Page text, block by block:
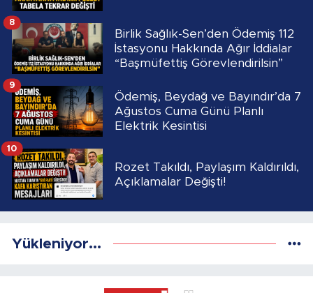
Birlik Sağlık-Sen’den Ödemiş 112
İstasyonu Hakkında Ağır İddialar
“Başmüfettiş Görevlendirilsin”
8
Ödemiş, Beydağ ve Bayındır’da 7
Ağustos Cuma Günü Planlı
Elektrik Kesintisi
9
Rozet Takıldı, Paylaşım Kaldırıldı,
Açıklamalar Değişti!
10
Yükleniyor...